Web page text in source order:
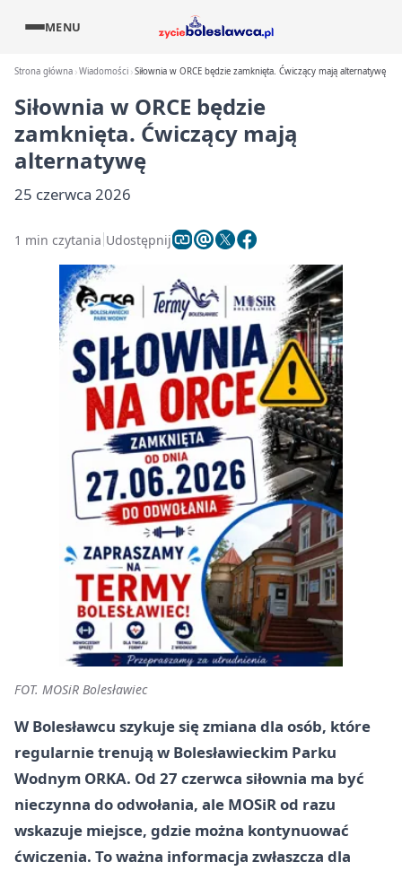
MENU
Strona główna Wiadomości Siłownia w ORCE będzie zamknięta. Ćwiczący mają alternatywę
Siłownia w ORCE będzie
zamknięta. Ćwiczący mają
alternatywę
25 czerwca 2026
1 min czytania Udostępnij
FOT. MOSiR Bolesławiec
W Bolesławcu szykuje się zmiana dla osób, które
regularnie trenują w Bolesławieckim Parku
Wodnym ORKA. Od 27 czerwca siłownia ma być
nieczynna do odwołania, ale MOSiR od razu
wskazuje miejsce, gdzie można kontynuować
ćwiczenia. To ważna informacja zwłaszcza dla